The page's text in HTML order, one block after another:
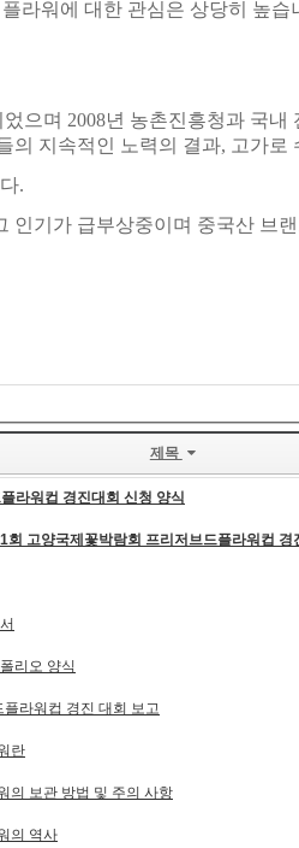
라워에 대한 관심은 상당히 높
으며 2008년 농촌진흥청과 국내
의 지속적인 노력의 결과, 고가로
.
인기가 급부상중이며 중국산 브
제목
라워컵 경진대회 신청 양식
2024, 제11회 고양국제꽃박람회 프리저브드플라워
리오 양식
라워컵 경진 대회 보고
란
의 보관 방법 및 주의 사항
의 역사